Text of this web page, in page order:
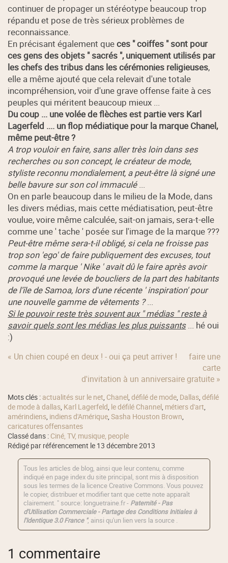
continuer de propager un stéréotype beaucoup trop
répandu et pose de très sérieux problèmes de
reconnaissance.
En précisant également queces " coiffes " sont pour
ces gens des objets " sacrés ", uniquement utilisés par
les chefs des tribus dans les cérémonies religieuses,
elle a même ajouté que cela relevait d'une totale
incompréhension, voir d'une grave offense faite à ces
peuples qui méritent beaucoup mieux ...
Du coup ... une volée de flèches est partie vers Karl
Lagerfeld .... un flop médiatique pour la marque Chanel,
même peut-être ?
A trop vouloir en faire, sans aller très loin dans ses
recherches ou son concept, le créateur de mode,
styliste reconnu mondialement, a peut-être là signé une
belle bavure sur son col immaculé...
On en parle beaucoup dans le milieu de la Mode, dans
les divers médias, mais cette médiatisation, peut-être
voulue, voire même calculée, sait-on jamais, sera-t-elle
comme une ' tache ' posée sur l'image de la marque ???
Peut-être même sera-t-il obligé, si cela ne froisse pas
trop son 'ego' de faire publiquement des excuses, tout
comme la marque ' Nike ' avait dû le faire après avoir
provoqué une levée de boucliers de la part des habitants
de l'île de Samoa, lors d'une récente ' inspiration' pour
une nouvelle gamme de vêtements ?...
Si le pouvoir reste très souvent aux " médias " reste à
savoir quels sont les médias les plus puissants... hé oui
:)
« Un chien coupé en deux ! - oui ça peut arriver !
faire une
carte
d'invitation à un anniversaire gratuite »
Mots clés : actualités sur le net, Chanel,défilé de mode, Dallas,défilé
de mode à dallas, Karl Lagerfeld, le défilé Channel, métiers d'art,
amérindiens, indiens d'Amérique,Sasha Houston Brown,
caricatures offensantes
Classé dans : Ciné, TV, musique, people
Rédigé par référencement le 13 décembre 2013
Tous les articles de blog, ainsi que leur contenu, comme
indiqué en page index du site principal, sont mis à disposition
sous les termes de la licence Creative Commons. Vous pouvez
le copier, distribuer et modifier tant que cette note apparaît
clairement. " source: longuetraine.fr - Paternité - Pas
d'Utilisation Commerciale - Partage des Conditions Initiales à
l'Identique 3.0 France ", ainsi qu'un lien vers la source .
1 commentaire